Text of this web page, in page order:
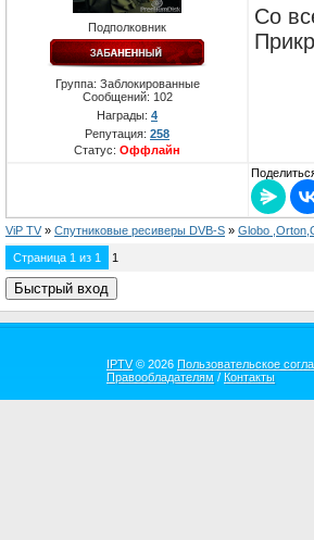
Подполковник
Группа: Заблокированные
Сообщений: 102
Награды: 4
Репутация: 258
Статус: Оффлайн
Со
ViP TV » Спутниковые ресиверы DVB-S » Globo
Страница 1 из 1 1
IPTV© 2026 Пользовательское
Правообладателям / Контакты